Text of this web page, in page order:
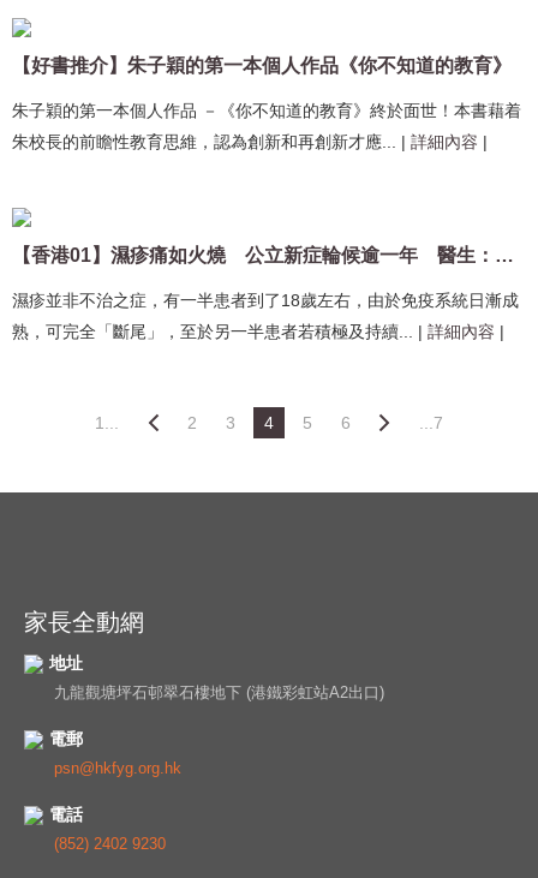
【好書推介】朱子穎的第一本個人作品《你不知道的教育》
朱子穎的第一本個人作品 －《你不知道的教育》終於面世！本書藉着
朱校長的前瞻性教育思維，認為創新和再創新才應... | 詳細內容 |
【香港01】濕疹痛如火燒 公立新症輪候逾一年 醫生：社會忽視患者致慘劇
濕疹並非不治之症，有一半患者到了18歲左右，由於免疫系統日漸成
熟，可完全「斷尾」，至於另一半患者若積極及持續... | 詳細內容 |
1... 2 3 4 5 6 ...7
家長全動網
地址
九龍觀塘坪石邨翠石樓地下 (港鐵彩虹站A2出口)
電郵
psn@hkfyg.org.hk
電話
(852) 2402 9230